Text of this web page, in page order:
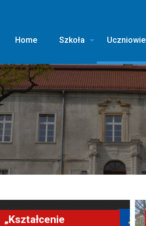
Home Szkoła Uczniowie
„Kształcenie